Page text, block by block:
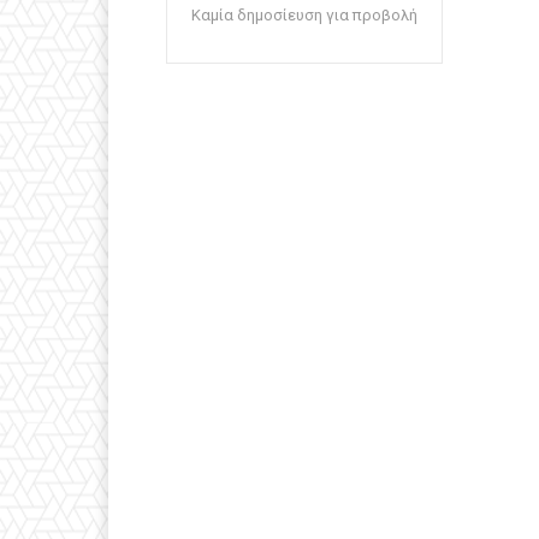
Καμία δημοσίευση για προβολή